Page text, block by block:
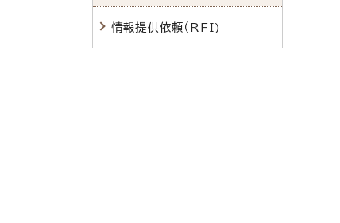
情報提供依頼（RFI)